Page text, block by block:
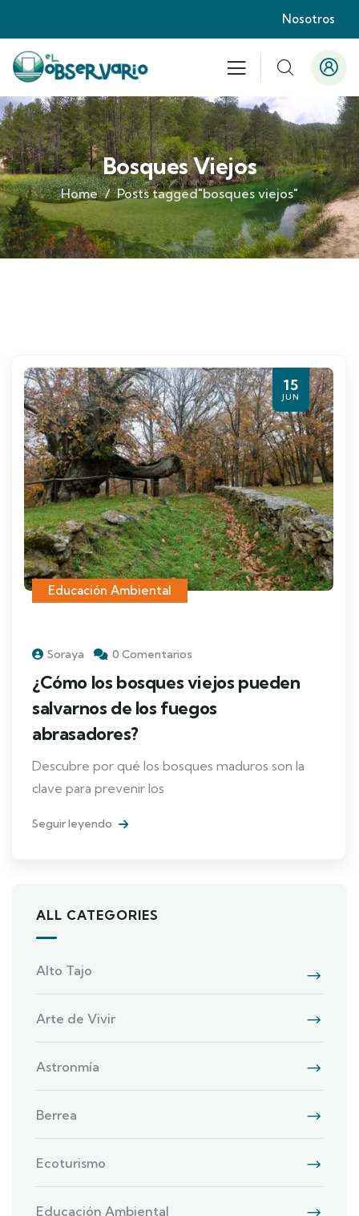
Nosotros
Bosques Viejos
Home Posts tagged"bosques viejos"
15
JUN
Educación Ambiental
Soraya 0 Comentarios
¿Cómo los bosques viejos pueden
salvarnos de los fuegos
abrasadores?
Descubre por qué los bosques maduros son la
clave para prevenir los
Seguir leyendo
ALL CATEGORIES
Alto Tajo
Arte de Vivir
Astronmía
Berrea
Ecoturismo
Educación Ambiental